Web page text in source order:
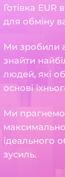
Готівка
для обміну
Ми зробили
знайти
людей, які
основі
Ми
ідеального
зусиль.